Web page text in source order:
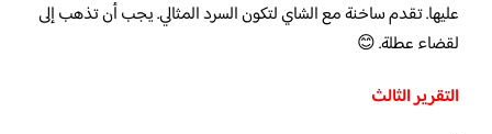
عليها. تقدم ساخنة مع الشاي لتكون السرد المثالي. يجب أن تذهب إلى
لقضاء عطلة. 😊
التقرير الثالث